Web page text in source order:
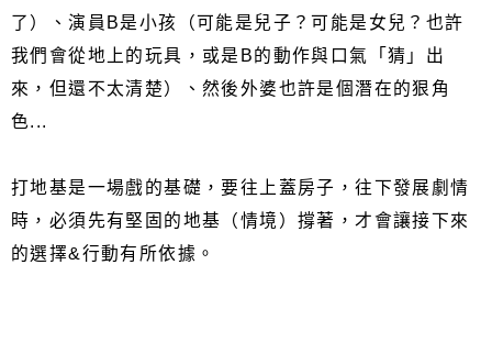
了）、演員B是小孩（可能是兒子？可能是女兒？也許
我們會從地上的玩具，或是B的動作與口氣「猜」出
來，但還不太清楚）、然後外婆也許是個潛在的狠角
色...
打地基是一場戲的基礎，要往上蓋房子，往下發展劇情
時，必須先有堅固的地基（情境）撐著，才會讓接下來
的選擇&行動有所依據。